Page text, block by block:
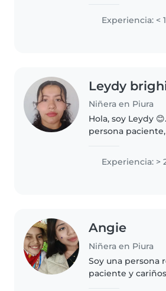
personas y en
niños (as) ,
Experiencia: <
Leydy
Niñera en Piura
Hola, soy Leydy
persona
crear un
tranquilo y
pequeños
Experiencia: >
Angie
Niñera en Piura
Soy una persona
paciente y